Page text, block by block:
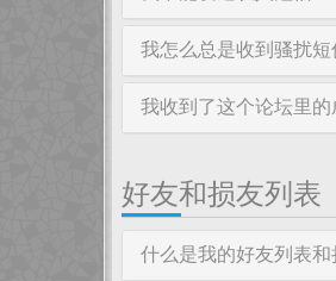
我怎么总是收到骚扰短
我收到了这个论坛里的
好友和损友列表
什么是我的好友列表和